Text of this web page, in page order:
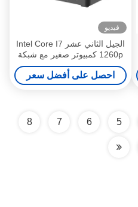
فيديو
الجيل الثاني عشر Intel Core I7
1260p كمبيوتر صغير مع شبكة
LAN مزدوجة HDMI مزدوجة
DDR4 64GB
احصل على أفضل سعر
5
6
7
8